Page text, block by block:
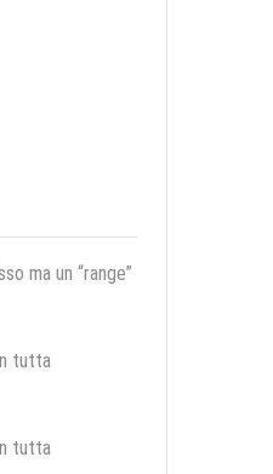
ma un “range”
tutta
tutta